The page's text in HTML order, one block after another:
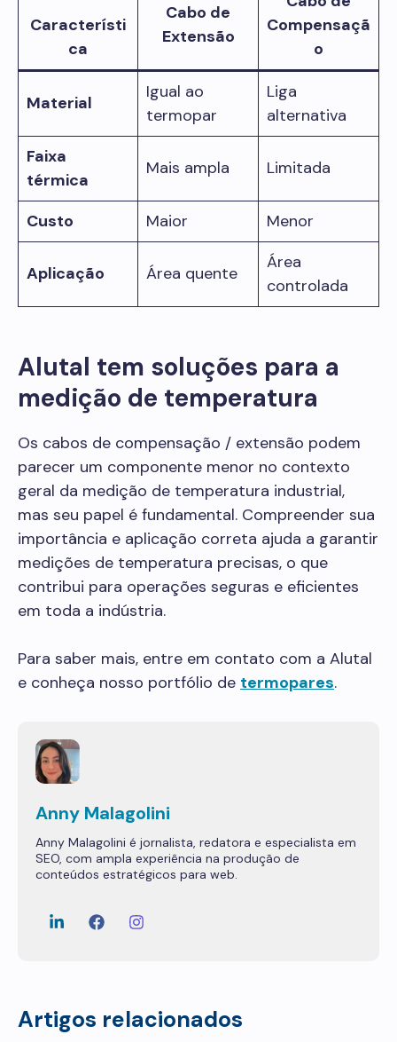
Característi
ca
Cabo de
Extensão
Compensaçã
o
Material
Igual ao
termopar
Liga
alternativa
Faixa
térmica
Mais ampla Limitada
Custo Maior Menor
Aplicação Área quente
Área
controlada
Alutal tem soluções para a
medição de temperatura
Os cabos de compensação / extensão podem
parecer um componente menor no contexto
geral da medição de temperatura industrial,
mas seu papel é fundamental. Compreender sua
importância e aplicação correta ajuda a garantir
medições de temperatura precisas, o que
contribui para operações seguras e eficientes
em toda a indústria.
Para saber mais, entre em contato com a Alutal
e conheça nosso portfólio de termopares.
Anny Malagolini
Anny Malagolini é jornalista, redatora e especialista em
SEO, com ampla experiência na produção de
conteúdos estratégicos para web.
Artigos relacionados